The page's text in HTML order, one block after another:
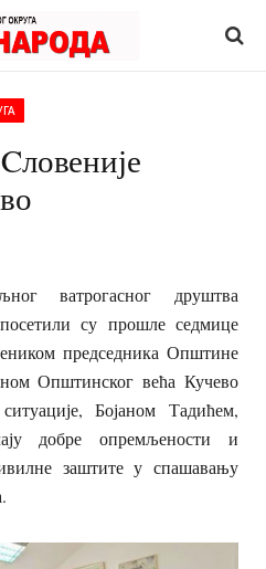
ватрогасног друштва
су прошле седмице
председника Општине
Општинског већа Кучево
Бојаном Тадићем,
добре опремљености и
заштите у спашавању